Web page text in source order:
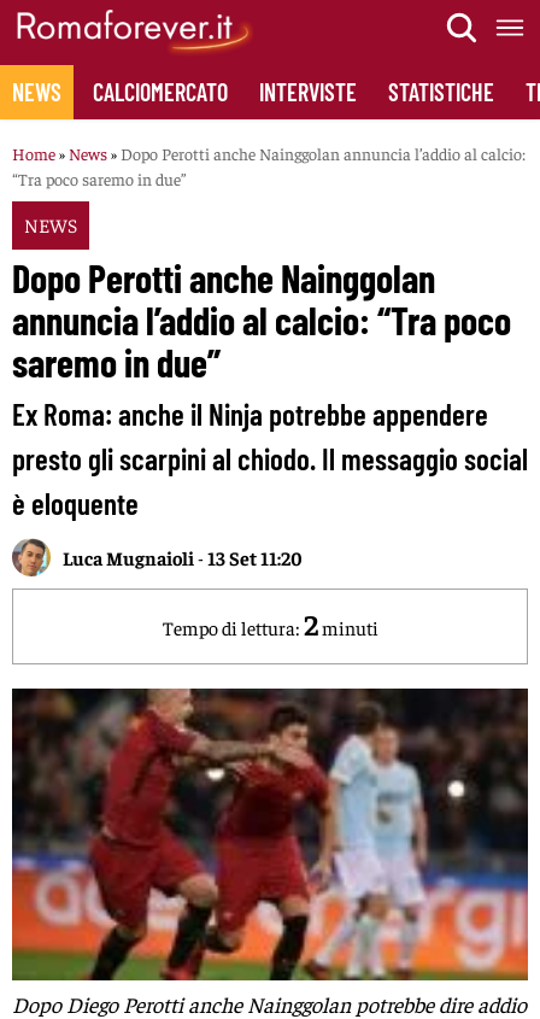
Skip
content
NEWS CALCIOMERCATO INTERVISTE STATISTICHE
Home» News» Dopo Perotti anche Nainggolan annuncia l’addio al calcio:
“Tra poco saremo in due”
NEWS
Dopo Perotti anche Nainggolan
annuncia l’addio al calcio: “Tra poco
saremo in due”
Ex Roma: anche il Ninja potrebbe appendere
presto gli scarpini al chiodo. Il messaggio social
è eloquente
Luca Mugnaioli -13 Set 11:20
Tempo di lettura: 2minuti
Dopo Diego Perotti anche Nainggolan potrebbe dire addio